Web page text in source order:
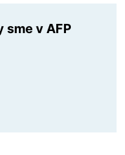
sme v AFP